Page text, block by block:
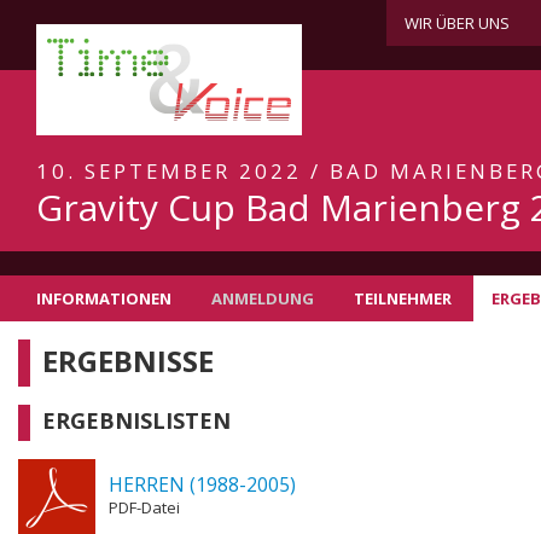
WIR ÜBER UNS
10. SEPTEMBER 2022 / BAD
Gravity Cup Bad Marienberg
INFORMATIONEN ANMELDUNG TEILNEHMER
ERGEBNISSE
ERGEBNISLISTEN
HERREN (1988-2005)
PDF-Datei